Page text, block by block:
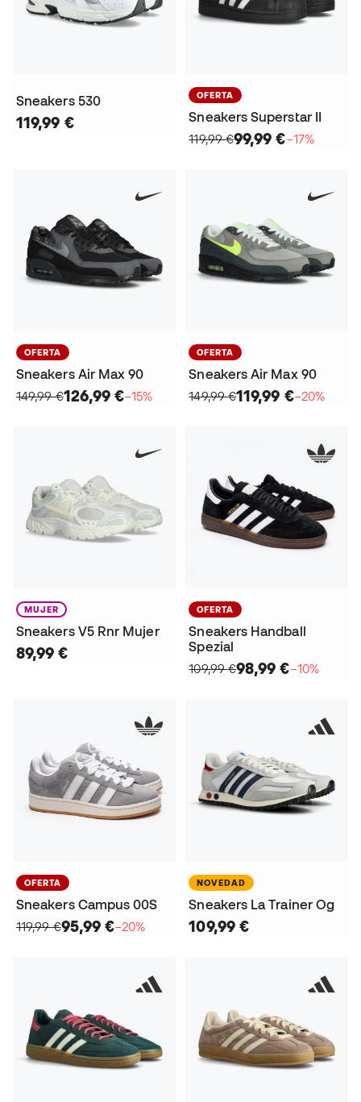
Sneakers 530
119,99 €
OFERTA
Sneakers Superstar II
119,99 €99,99 €−17%
OFERTA
Sneakers Air Max 90
149,99 €126,99 €−15%
OFERTA
Sneakers Air Max 90
149,99 €119,99 €−20%
MUJER
Sneakers V5 Rnr Mujer
89,99 €
OFERTA
Sneakers Handball
Spezial
109,99 €98,99 €−10%
OFERTA
Sneakers Campus 00S
119,99 €95,99 €−20%
NOVEDAD
Sneakers La Trainer Og
109,99 €